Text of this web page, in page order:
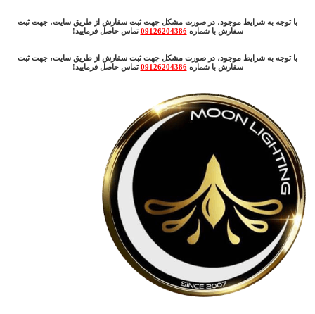
با توجه به شرایط موجود، در صورت مشکل جهت ثبت سفارش از طریق سایت، جهت ثبت
سفارش با شماره09126204386 تماس حاصل فرمایید!
با توجه به شرایط موجود، در صورت مشکل جهت ثبت سفارش از طریق سایت، جهت ثبت
سفارش با شماره09126204386 تماس حاصل فرمایید!